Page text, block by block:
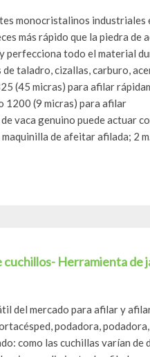
monocristalinos industriales
más rápido que la piedra de
todo el material
taladro, cizallas, carburo,
(45 micras) para afilar
1200 (9 micras) para afilar
vaca genuino puede actuar
de afeitar afilada; 2
Herramienta de
del mercado para afilar y
podadora,
como las cuchillas varían